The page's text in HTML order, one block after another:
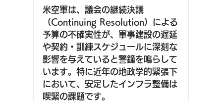
米空軍は、議会の継続決議
（Continuing Resolution）による
予算の不確実性が、軍事建設の遅延
や契約・訓練スケジュールに深刻な
影響を与えていると警鐘を鳴らして
います。特に近年の地政学的緊張下
において、安定したインフラ整備は
喫緊の課題です。